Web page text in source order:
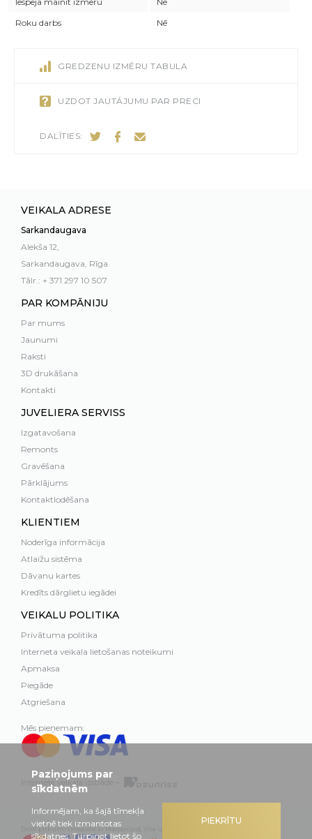
Roku darbs
Nē
GREDZENU IZMĒRU TABULA
UZDOT JAUTĀJUMU PAR PRECI
DALĪTIES:
VEIKALA ADRESE
Sarkandaugava
Alekša 12,
Sarkandaugava, Rīga
Tālr.: + 371 297 10 507
PAR KOMPĀNIJU
Par mums
Jaunumi
Raksti
3D drukāšana
Kontakti
JUVELIERA SERVISS
Izgatavošana
Remonts
Gravēšana
Pārklājums
Kontaktlodēšana
KLIENTIEM
Noderīga informācija
Atlaižu sistēma
Dāvanu kartes
Kredīts dārglietu iegādei
VEIKALU POLITIKA
Privātuma politika
Interneta veikala lietošanas noteikumi
Apmaksa
Piegāde
Atgriešana
Mēs pieņemam:
Interneta veikala izstrāde –
Droši pirkumi tiešsaistē ar Mastercard, Visa un Swedbank
PIEKRĪTU
Paziņojums par
sīkdatnēm
Informējam, ka šajā tīmekļa
vietnē tiek izmantotas
sīkdatnes. Turpinot lietot šo